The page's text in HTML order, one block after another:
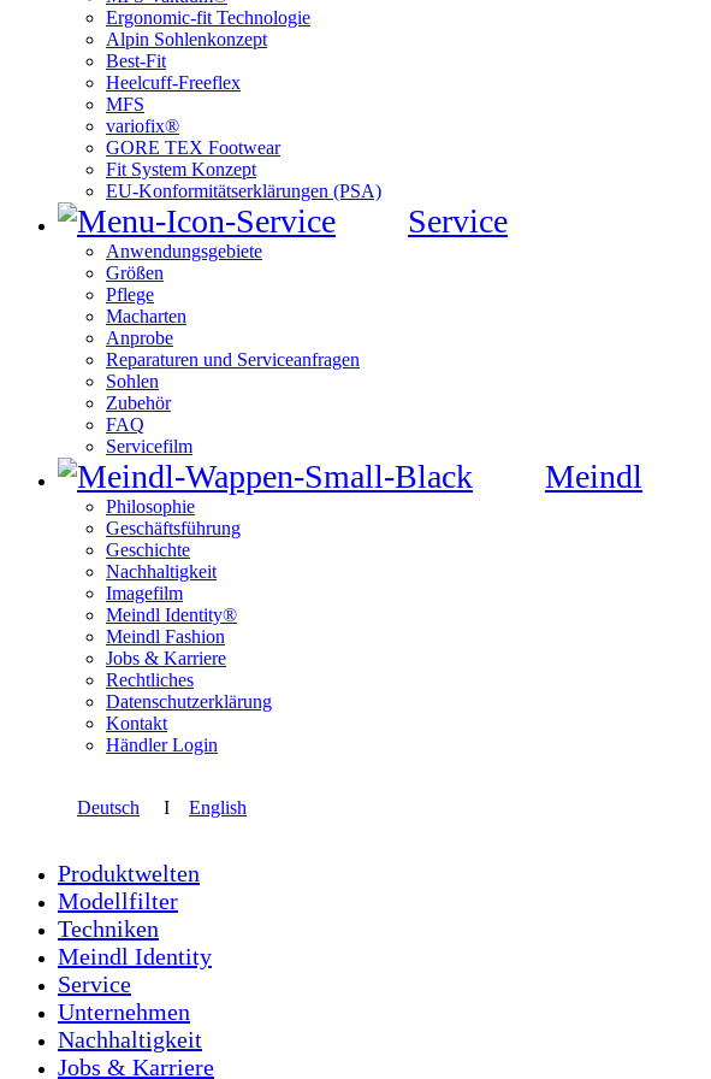
Ergonomic-fit Technologie
Alpin Sohlenkonzept
Best-Fit
Heelcuff-Freeflex
MFS
variofix®
GORE TEX Footwear
Fit System Konzept
EU-Konformitätserklärungen (PSA)
Service
Anwendungsgebiete
Größen
Pflege
Macharten
Anprobe
Reparaturen und Serviceanfragen
Sohlen
Zubehör
FAQ
Servicefilm
Meindl
Philosophie
Geschäftsführung
Geschichte
Nachhaltigkeit
Imagefilm
Meindl Identity®
Meindl Fashion
Jobs & Karriere
Rechtliches
Datenschutzerklärung
Kontakt
Händler Login
Deutsch I English
Produktwelten
Modellfilter
Techniken
Meindl Identity
Service
Unternehmen
Nachhaltigkeit
Jobs & Karriere